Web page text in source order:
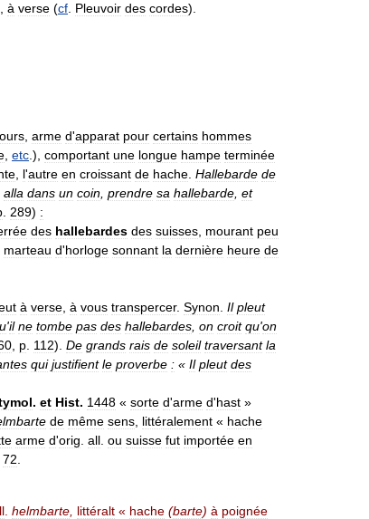
à verse (cf Pleuvoir des cordes).
arme d'apparat pour certains hommes
etc .), comportant une longue hampe terminée
l'autre en croissant de hache Hallebarde de
alla dans un coin prendre sa hallebarde et
289) :
des hallebardes des suisses mourant peu
marteau d'horloge sonnant la dernière heure de
à verse à vous transpercer. Synon Il pleut
'il ne tombe pas des hallebardes on croit qu'on
p 112). De grands rais de soleil traversant la
qui justifient le proverbe : « Il pleut des
. et Hist. 1448 « sorte d'arme d'hast »
de même sens littéralement « hache
arme d'orig all ou suisse fut importée en
72
helmbarte littéralt « hache (barte) à poignée